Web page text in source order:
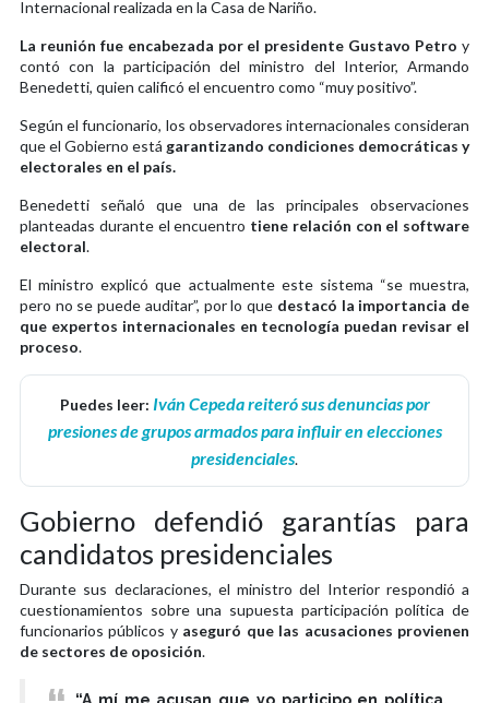
Internacional realizada en la Casa de Nariño.
La reunión fue encabezada por el presidente Gustavo Petro y
contó con la participación del ministro del Interior, Armando
Benedetti, quien calificó el encuentro como “muy positivo”.
Según el funcionario, los observadores internacionales consideran
que el Gobierno está garantizando condiciones democráticas y
electorales en el país.
Benedetti señaló que una de las principales observaciones
planteadas durante el encuentro tiene relación con el software
electoral.
El ministro explicó que actualmente este sistema “se muestra,
pero no se puede auditar”, por lo que destacó la importancia de
que expertos internacionales en tecnología puedan revisar el
proceso.
Puedes leer: Iván Cepeda reiteró sus denuncias por
presiones de grupos armados para influir en elecciones
presidenciales.
Gobierno defendió garantías para
candidatos presidenciales
Durante sus declaraciones, el ministro del Interior respondió a
cuestionamientos sobre una supuesta participación política de
funcionarios públicos yaseguró que las acusaciones provienen
de sectores de oposición.